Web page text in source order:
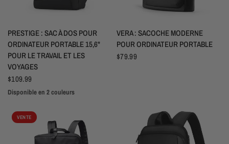
APERÇU RAPIDE
PRESTIGE : SAC À DOS POUR
ORDINATEUR PORTABLE 15,6"
POUR LE TRAVAIL ET LES
VOYAGES
$109.99
BlackGray
Disponible en 2 couleurs
APERÇU RAPIDE
VERA : SACOCHE MODERNE
POUR ORDINATEUR PORTABLE
$79.99
VENTE